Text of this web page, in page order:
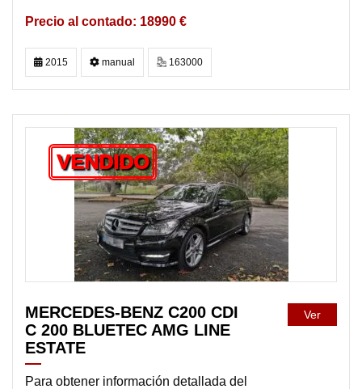
18990 €
2015 manual 163000
VENDIDO
MERCEDES-BENZ C200 CDI
C 200 BLUETEC AMG LINE
ESTATE
Para obtener información detallada del
Ver